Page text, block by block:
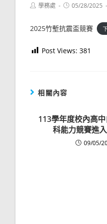
Post學務處
Post05/28/2025
2025竹塹抗震盃競賽
Post Views: 381
相關內容
113學年度校內高
科能力競賽進
09/05/